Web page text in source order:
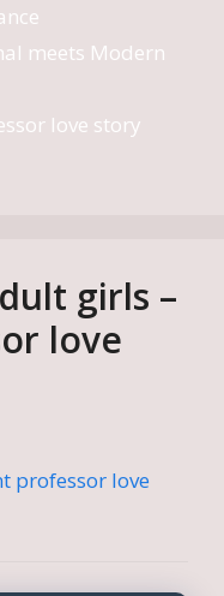
meets Modern
love story
girls –
love
professor love